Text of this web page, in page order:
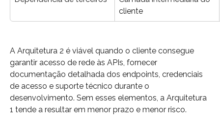
cliente
A Arquitetura 2 é viável quando o cliente consegue
garantir acesso de rede às APIs, fornecer
documentação detalhada dos endpoints, credenciais
de acesso e suporte técnico durante o
desenvolvimento. Sem esses elementos, a Arquitetura
1 tende a resultar em menor prazo e menor risco.